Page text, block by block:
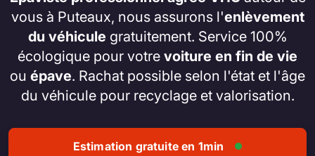
vous à Puteaux, nous assurons l'enlèvement
du véhicule gratuitement. Service 100%
écologique pour votre voiture en fin de vie
ou épave. Rachat possible selon l'état et l'âge
du véhicule pour recyclage et valorisation.
Estimation gratuite en 1min